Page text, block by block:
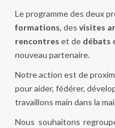
Le programme des deux
formations, des visites
rencontres et de débats
nouveau partenaire.
Notre action est de
pour aider, fédérer,
travaillons main dans la
Nous souhaitons